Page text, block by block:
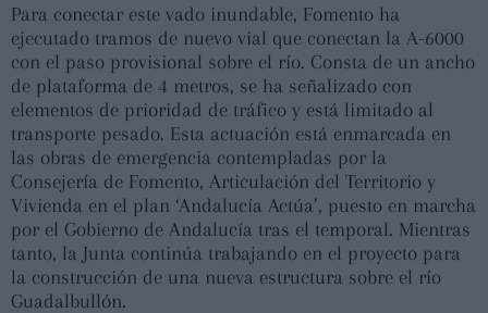
Para conectar este vado inundable, Fomento ha
ejecutado tramos de nuevo vial que conectan la A-6000
con el paso provisional sobre el río. Consta de un ancho
de plataforma de 4 metros, se ha señalizado con
elementos de prioridad de tráfico y está limitado al
transporte pesado. Esta actuación está enmarcada en
las obras de emergencia contempladas por la
Consejería de Fomento, Articulación del Territorio y
Vivienda en el plan ‘Andalucía Actúa’, puesto en marcha
por el Gobierno de Andalucía tras el temporal. Mientras
tanto, la Junta continúa trabajando en el proyecto para
la construcción de una nueva estructura sobre el río
Guadalbullón.